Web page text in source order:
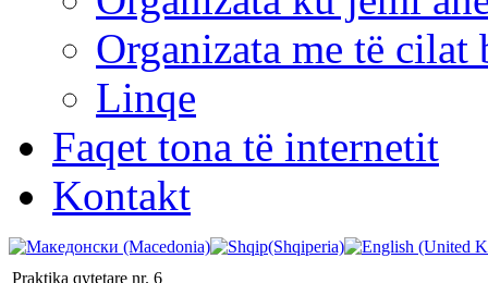
Organizata me të cilat
Linqe
Faqet tona të internetit
Kontakt
Praktika qytetare nr. 6